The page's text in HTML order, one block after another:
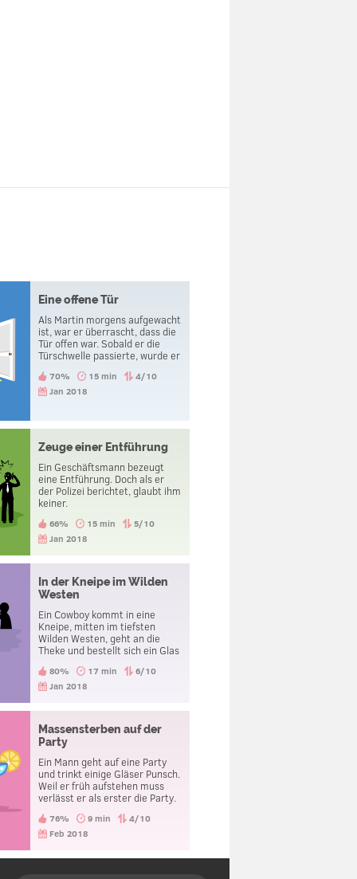
Eine offene Tür
Als Martin morgens aufgewacht
ist, war er überrascht, dass die
Tür offen war. Sobald er die
Türschwelle passierte, wurde er
70% 15 min
4/10
Jan 2018
Zeuge einer Entführung
Ein Geschäftsmann bezeugt
eine Entführung. Doch als er
der Polizei berichtet, glaubt ihm
keiner.
66% 15 min
5/10
Jan 2018
In der Kneipe im Wilden
Westen
Ein Cowboy kommt in eine
Kneipe, mitten im tiefsten
Wilden Westen, geht an die
Theke und bestellt sich ein Glas
unter der Theke eine Pistole
hervor und hält sie dem Mann
bedankt sich daraufhin und
verlässt die Kneipe. Was soll
das?
80% 17 min
6/10
Jan 2018
Massensterben auf der
Party
Ein Mann geht auf eine Party
und trinkt einige Gläser Punsch.
Weil er früh aufstehen muss
verlässt er als erster die Party.
seine Kollegen an vergiftetem
Punsch starben. Er aber hat gar
Beschwerden. Warum ist er
76% 9 min
4/10
Feb 2018